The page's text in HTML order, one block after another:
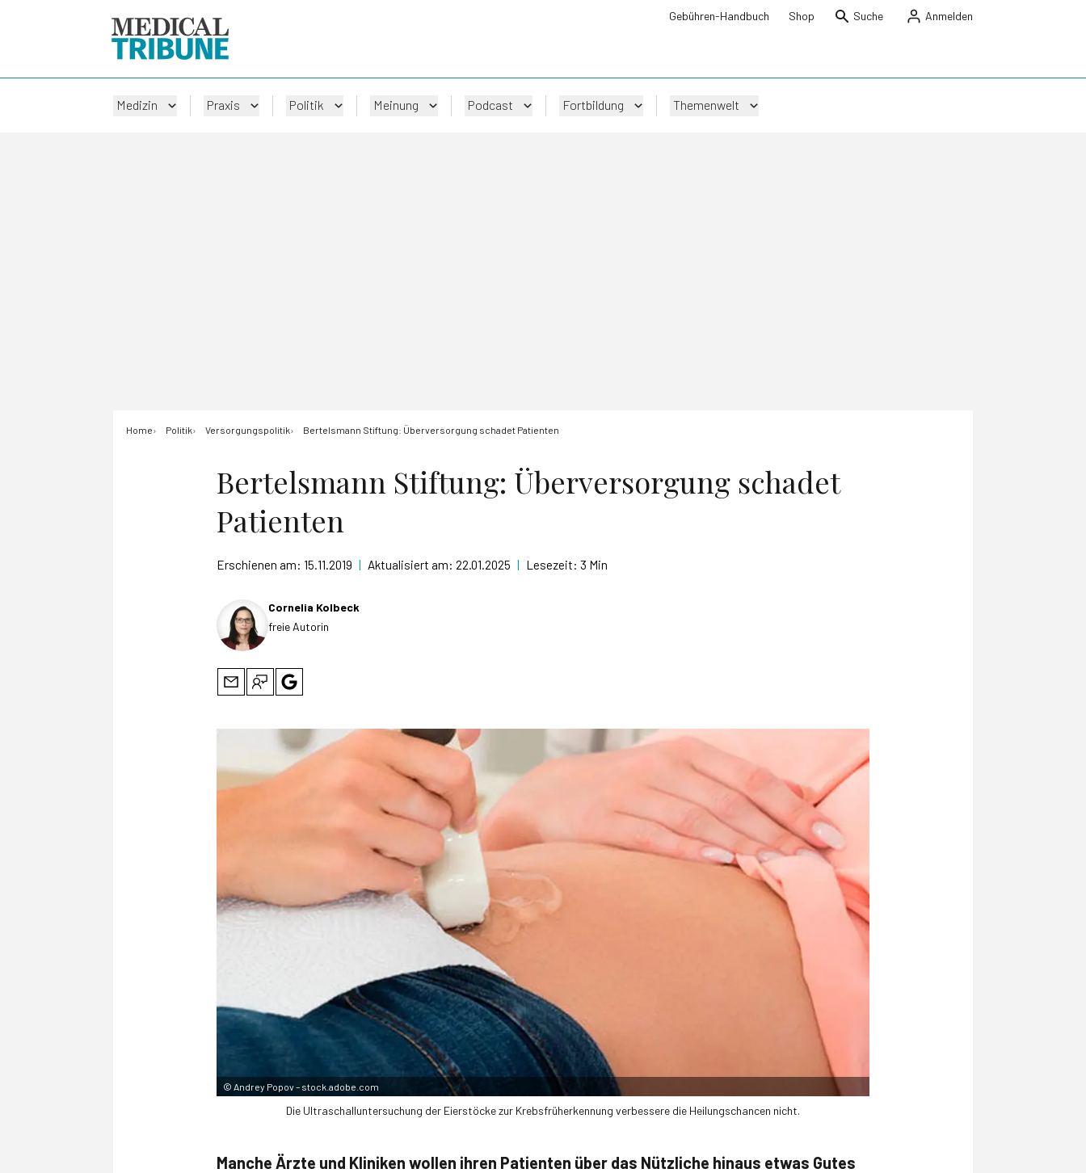
Gebühren-Handbuch Shop Suche Anmelden
Medizin Praxis Politik Meinung Podcast Fortbildung Themenwelt
Home Politik Versorgungspolitik Bertelsmann Stiftung: Überversorgung schadet Patienten
Bertelsmann Stiftung: Überversorgung schadet
Patienten
Erschienen am: 15.11.2019 | Aktualisiert am: 22.01.2025 | Lesezeit: 3 Min
Cornelia Kolbeck
freie Autorin
© Andrey Popov – stock.adobe.com
Die Ultraschalluntersuchung der Eierstöcke zur Krebsfrüherkennung verbessere die Heilungschancen nicht.
Manche Ärzte und Kliniken wollen ihren Patienten über das Nützliche hinaus etwas Gutes